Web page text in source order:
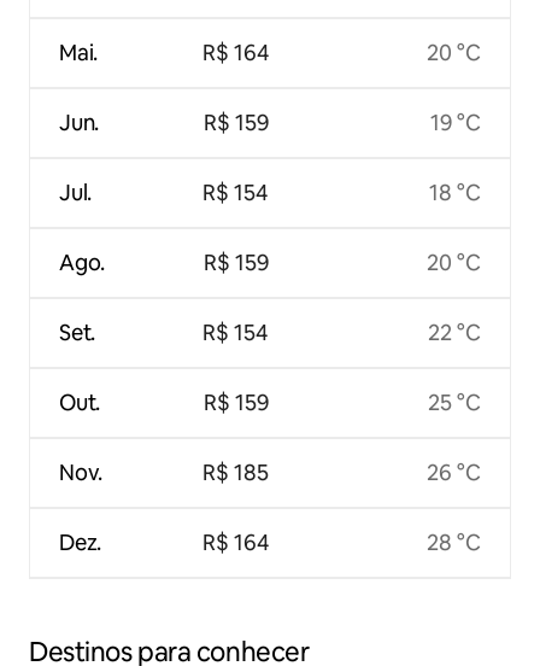
Mai.
Jun.
Jul.
Ago.
Set.
Out.
Nov.
Dez.
R$ 164
R$ 159
R$ 154
R$ 159
R$ 154
R$ 159
R$ 185
R$ 164
20 °C
19 °C
18 °C
20 °C
22 °C
25 °C
26 °C
28 °C
Destinos para conhecer